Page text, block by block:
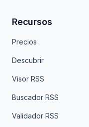
Recursos
Precios
Descubrir
Visor RSS
Buscador RSS
Validador RSS